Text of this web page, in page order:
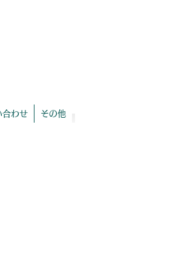
合わせ その他